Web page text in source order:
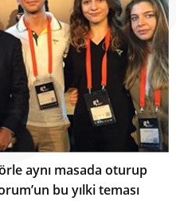
aynı masada oturup
bu yılki teması